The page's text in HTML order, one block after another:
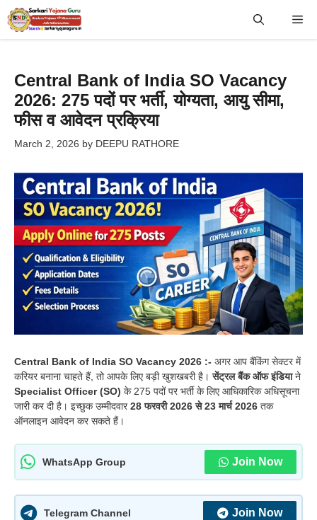
Skip
to
Central Bank of India SO Vacancy
2026: 275 पदों पर भर्ती, योग्यता, आयु सीमा,
फीस व आवेदन प्रक्रिया
March 2, 2026 by DEEPU RATHORE
Central Bank of India SO Vacancy 2026 :- अगर आप बैंकिंग सेक्टर में
करियर बनाना चाहते हैं, तो आपके लिए बड़ी खुशखबरी है।सेंट्रल बैंक ऑफ इंडियाने
Specialist Officer (SO) के 275 पदों पर भर्ती के लिए आधिकारिक अधिसूचना
जारी कर दी है। इच्छुक उम्मीदवार28 फरवरी 2026 से 23 मार्च 2026 तक
ऑनलाइन आवेदन कर सकते हैं।
WhatsApp Group Join Now
Telegram Channel Join Now